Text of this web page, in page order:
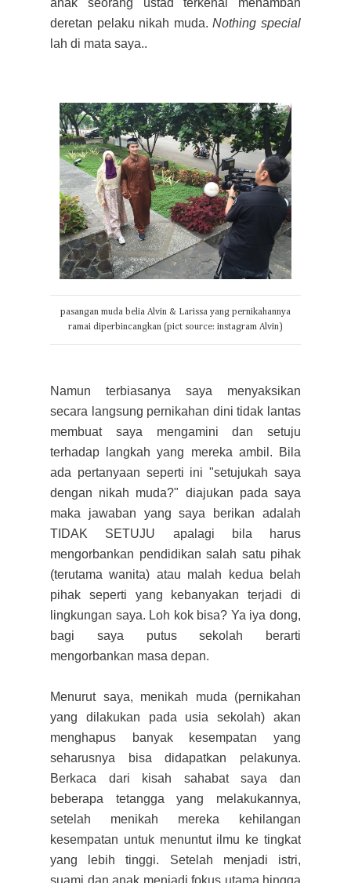
anak seorang ustad terkenal menambah
deretan pelaku nikah muda.Nothing special
lah di mata saya..
pasangan muda belia Alvin & Larissa yang pernikahannya
ramai diperbincangkan (pict source: instagram Alvin)
Namun terbiasanya saya menyaksikan
secara langsung pernikahan dini tidak lantas
membuat saya mengamini dan setuju
terhadap langkah yang mereka ambil. Bila
ada pertanyaan seperti ini "setujukah saya
dengan nikah muda?" diajukan pada saya
maka jawaban yang saya berikan adalah
TIDAK SETUJU apalagi bila harus
mengorbankan pendidikan salah satu pihak
(terutama wanita) atau malah kedua belah
pihak seperti yang kebanyakan terjadi di
lingkungan saya. Loh kok bisa? Ya iya dong,
bagi saya putus sekolah berarti
mengorbankan masa depan.
Menurut saya, menikah muda (pernikahan
yang dilakukan pada usia sekolah) akan
menghapus banyak kesempatan yang
seharusnya bisa didapatkan pelakunya.
Berkaca dari kisah sahabat saya dan
beberapa tetangga yang melakukannya,
setelah menikah mereka kehilangan
kesempatan untuk menuntut ilmu ke tingkat
yang lebih tinggi. Setelah menjadi istri,
suami dan anak menjadi fokus utama hingga